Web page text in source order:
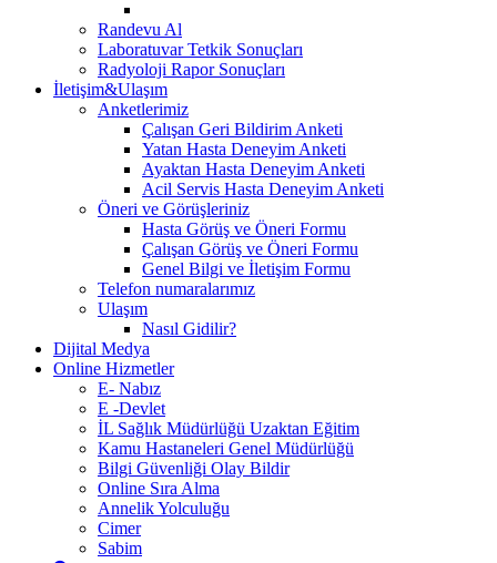
Randevu Al
Laboratuvar Tetkik Sonuçları
Radyoloji Rapor Sonuçları
İletişim&Ulaşım
Anketlerimiz
Çalışan Geri Bildirim Anketi
Yatan Hasta Deneyim Anketi
Ayaktan Hasta Deneyim Anketi
Acil Servis Hasta Deneyim Anketi
Öneri ve Görüşleriniz
Hasta Görüş ve Öneri Formu
Çalışan Görüş ve Öneri Formu
Genel Bilgi ve İletişim Formu
Telefon numaralarımız
Ulaşım
Nasıl Gidilir?
Dijital Medya
Online Hizmetler
E- Nabız
E -Devlet
İL Sağlık Müdürlüğü Uzaktan Eğitim
Kamu Hastaneleri Genel Müdürlüğü
Bilgi Güvenliği Olay Bildir
Online Sıra Alma
Annelik Yolculuğu
Cimer
Sabim